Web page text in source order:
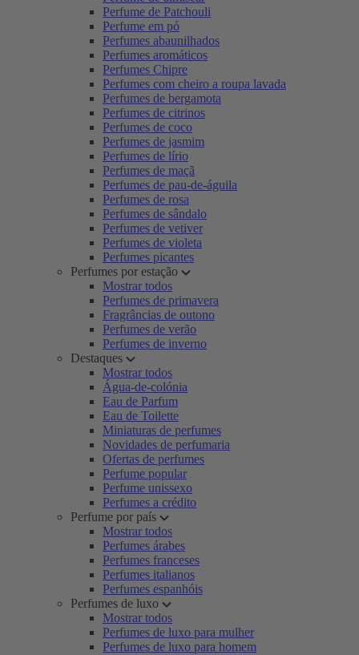
Perfume de Patchouli
Perfume em pó
Perfumes abaunilhados
Perfumes aromáticos
Perfumes Chipre
Perfumes com cheiro a roupa lavada
Perfumes de bergamota
Perfumes de citrinos
Perfumes de coco
Perfumes de jasmim
Perfumes de lírio
Perfumes de maçã
Perfumes de pau-de-águila
Perfumes de rosa
Perfumes de sândalo
Perfumes de vetiver
Perfumes de violeta
Perfumes picantes
Perfumes por estação
Mostrar todos
Perfumes de primavera
Fragrâncias de outono
Perfumes de verão
Perfumes de inverno
Destaques
Mostrar todos
Água-de-colónia
Eau de Parfum
Eau de Toilette
Miniaturas de perfumes
Novidades de perfumaria
Ofertas de perfumes
Perfume popular
Perfume unissexo
Perfumes a crédito
Perfume por país
Mostrar todos
Perfumes árabes
Perfumes franceses
Perfumes italianos
Perfumes espanhóis
Perfumes de luxo
Mostrar todos
Perfumes de luxo para mulher
Perfumes de luxo para homem